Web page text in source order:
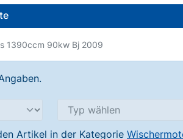
1390ccm 90kw Bj 2009
Artikel in der Kategorie